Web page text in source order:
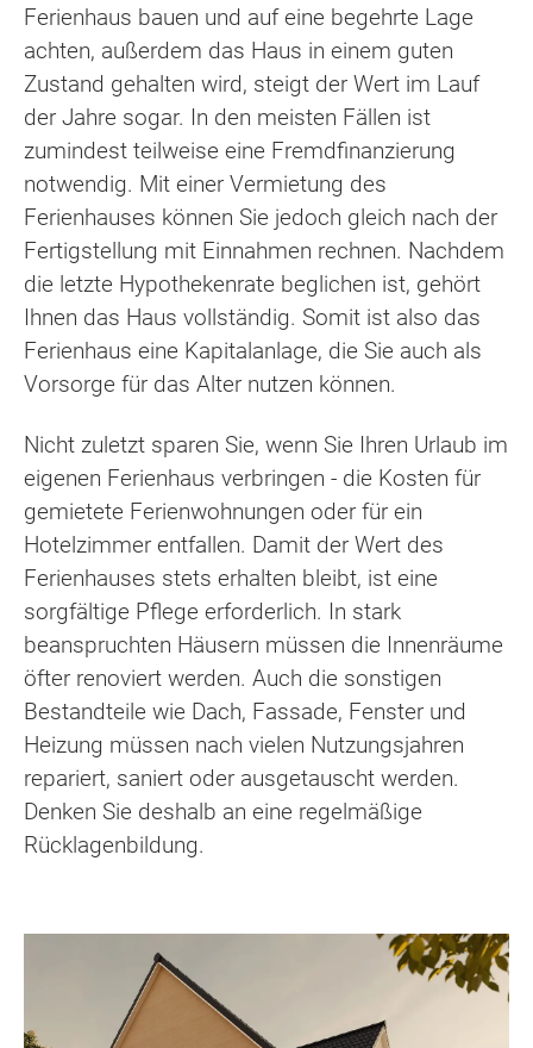
Ferienhaus bauen und auf eine begehrte Lage
achten, außerdem das Haus in einem guten
Zustand gehalten wird, steigt der Wert im Lauf
der Jahre sogar. In den meisten Fällen ist
zumindest teilweise eine Fremdfinanzierung
notwendig. Mit einer Vermietung des
Ferienhauses können Sie jedoch gleich nach der
Fertigstellung mit Einnahmen rechnen. Nachdem
die letzte Hypothekenrate beglichen ist, gehört
Ihnen das Haus vollständig. Somit ist also das
Ferienhaus eine Kapitalanlage, die Sie auch als
Vorsorge für das Alter nutzen können.
Nicht zuletzt sparen Sie, wenn Sie Ihren Urlaub im
eigenen Ferienhaus verbringen - die Kosten für
gemietete Ferienwohnungen oder für ein
Hotelzimmer entfallen. Damit der Wert des
Ferienhauses stets erhalten bleibt, ist eine
sorgfältige Pflege erforderlich. In stark
beanspruchten Häusern müssen die Innenräume
öfter renoviert werden. Auch die sonstigen
Bestandteile wie Dach, Fassade, Fenster und
Heizung müssen nach vielen Nutzungsjahren
repariert, saniert oder ausgetauscht werden.
Denken Sie deshalb an eine regelmäßige
Rücklagenbildung.